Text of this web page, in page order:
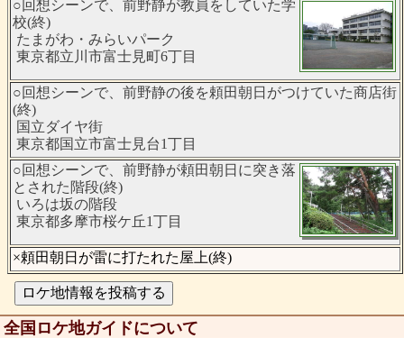
○回想シーンで、前野静が教員をしていた学
校(終)
たまがわ・みらいパーク
東京都立川市富士見町6丁目
○回想シーンで、前野静の後を頼田朝日がつけていた商店街
(終)
国立ダイヤ街
東京都国立市富士見台1丁目
○回想シーンで、前野静が頼田朝日に突き落
とされた階段(終)
いろは坂の階段
東京都多摩市桜ケ丘1丁目
×頼田朝日が雷に打たれた屋上(終)
全国ロケ地ガイドについて